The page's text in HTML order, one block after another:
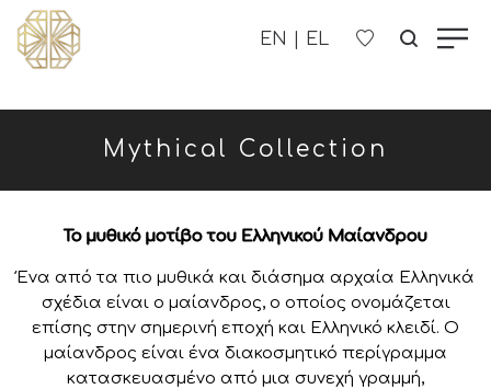
ΑΝΔΡΙΚΑ
ΠΑΙΔΙΚΑ
ΕΠΙΚΟΙΝΩΝΊΑ
Mythical Collection
Το μυθικό μοτίβο του Ελληνικού Μαίανδρου
Ένα από τα πιο μυθικά και διάσημα αρχαία Ελληνικά
σχέδια είναι ο μαίανδρος, ο οποίος ονομάζεται
επίσης στην σημερινή εποχή και Ελληνικό κλειδί. Ο
μαίανδρος είναι ένα διακοσμητικό περίγραμμα
κατασκευασμένο από μια συνεχή γραμμή,